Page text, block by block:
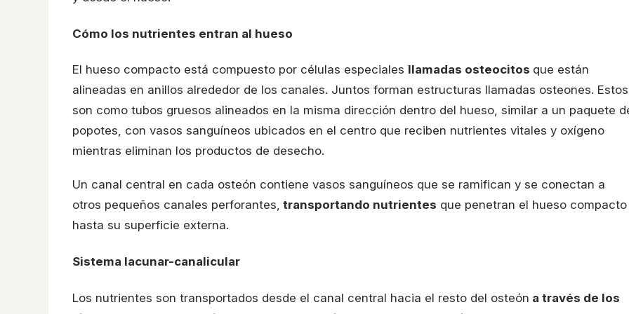
Cómo los nutrientes entran al hueso
El hueso compacto está compuesto por células especiales llamadas osteocitos que están
alineadas en anillos alrededor de los canales. Juntos forman estructuras llamadas osteones. Estos
son como tubos gruesos alineados en la misma dirección dentro del hueso, similar a un paquete
popotes, con vasos sanguíneos ubicados en el centro que reciben nutrientes vitales y oxígeno
mientras eliminan los productos de desecho.
Un canal central en cada osteón contiene vasos sanguíneos que se ramifican y se conectan a
otros pequeños canales perforantes, transportando nutrientes que penetran el hueso compacto
hasta su superficie externa.
Sistema lacunar-canalicular
Los nutrientes son transportados desde el canal central hacia el resto del osteón a través de los